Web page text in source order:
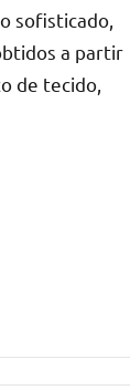
sofisticado,
a partir
de tecido,